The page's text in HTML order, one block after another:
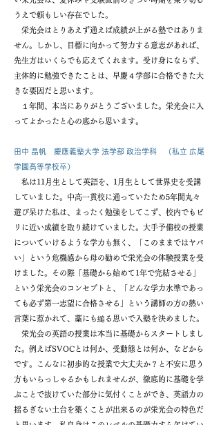
うえで頼もしい存在でした。
栄光会はとりあえず通えば成績が上がる塾ではありま
せん。しかし、目標に向かって努力する意志があれば、
先生方はいくらでも応えてくれます。受け身にならず、
主体的に勉強できたことは、早慶４学部に合格できた大
きな要因だと思います。
１年間、本当にありがとうございました。栄光会に入
ってよかったと心の底から思います。
田中 晶帆 慶應義塾大学 法学部 政治学科 （私立 広尾
学園高等学校卒）
私は11月生として英語を、1月生として世界史を受講
していました。中高一貫校に通っていたため5年間丸々
遊び呆けた私は、まったく勉強をしてこず、校内でもビ
リに近い成績を取り続けていました。大手予備校の授業
についていけるような学力も無く、「このままではヤバ
い」という危機感から母の勧めで栄光会の体験授業を受
けました。その際「基礎から始めて1年で完結させる」
という栄光会のコンセプトと、「どんな学力水準であっ
ても必ず第一志望に合格させる」という講師の方の熱い
言葉に惹かれて、藁にも縋る思いで入塾を決めました。
栄光会の英語の授業は本当に基礎からスタートしまし
た。例えばSVOCとは何か、受動態とは何か、などから
です。こんなに初歩的な授業で大丈夫か？と不安に思う
方もいらっしゃるかもしれませんが、徹底的に基礎を学
ぶことで抜けていた部分に気付くことができ、英語力の
揺るぎない土台を築くことが出来るのが栄光会の特色だ